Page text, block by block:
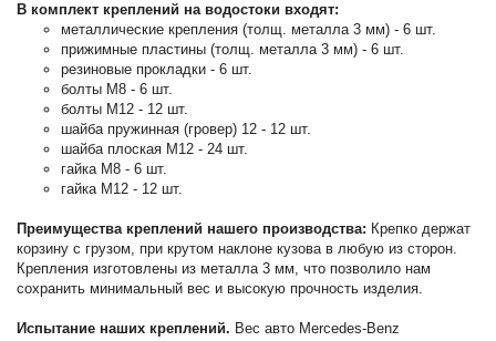
В комплект креплений на водостоки входят:
металлические крепления (толщ. металла 3 мм) - 6 шт.
прижимные пластины (толщ. металла 3 мм) - 6 шт.
резиновые прокладки - 6 шт.
болты М8 - 6 шт.
болты М12 - 12 шт.
шайба пружинная (гровер) 12 - 12 шт.
шайба плоская М12 - 24 шт.
гайка М8 - 6 шт.
гайка М12 - 12 шт.
Преимущества креплений нашего производства: Крепко держат
корзину с грузом, при крутом наклоне кузова в любую из сторон.
Крепления изготовлены из металла 3 мм, что позволило нам
сохранить минимальный вес и высокую прочность изделия.
Испытание наших креплений. Вес авто Mercedes-Benz